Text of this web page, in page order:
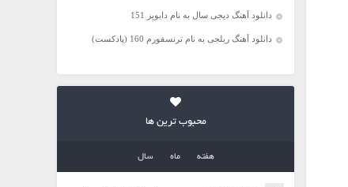
دانلود آهنگ دیجی سال به نام دابویز 151
دانلود آهنگ ریلجی به نام ترنسفورم 160 (پادکست)
محبوب ترین ها
هفته ماه سال